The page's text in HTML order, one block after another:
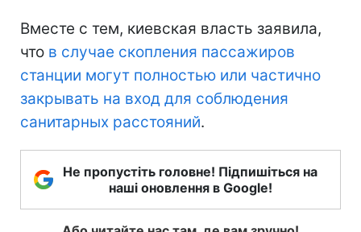
Вместе с тем, киевская власть заявила,
что в случае скопления пассажиров
станции могут полностью или частично
закрывать на вход для соблюдения
санитарных расстояний.
Не пропустіть головне! Підпишіться на
наші оновлення в Google!